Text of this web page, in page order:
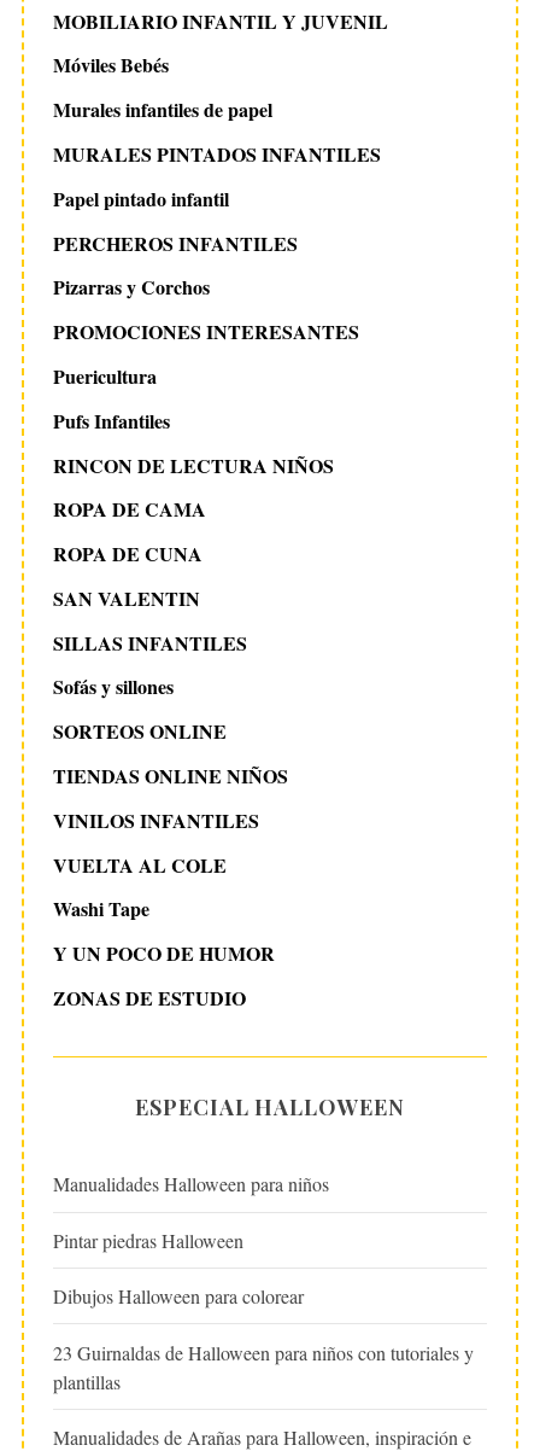
MOBILIARIO INFANTIL Y JUVENIL
Móviles Bebés
Murales infantiles de papel
MURALES PINTADOS INFANTILES
Papel pintado infantil
PERCHEROS INFANTILES
Pizarras y Corchos
PROMOCIONES INTERESANTES
Puericultura
Pufs Infantiles
RINCON DE LECTURA NIÑOS
ROPA DE CAMA
ROPA DE CUNA
SAN VALENTIN
SILLAS INFANTILES
Sofás y sillones
SORTEOS ONLINE
TIENDAS ONLINE NIÑOS
VINILOS INFANTILES
VUELTA AL COLE
Washi Tape
Y UN POCO DE HUMOR
ZONAS DE ESTUDIO
ESPECIAL HALLOWEEN
Manualidades Halloween para niños
Pintar piedras Halloween
Dibujos Halloween para colorear
23 Guirnaldas de Halloween para niños con tutoriales y
plantillas
Manualidades de Arañas para Halloween, inspiración e